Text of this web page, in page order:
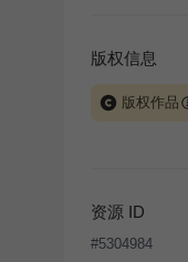
版权信息
版权作品
版权声明
条款
经投权许可任
资源 ID
#5304984